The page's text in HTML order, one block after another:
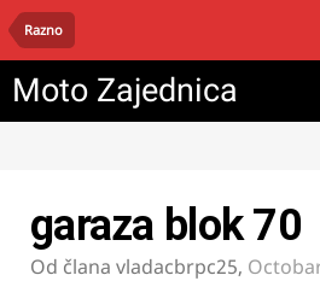
Razno
Moto Zajednica
garaza blok 70
Od člana vladacbrpc25,